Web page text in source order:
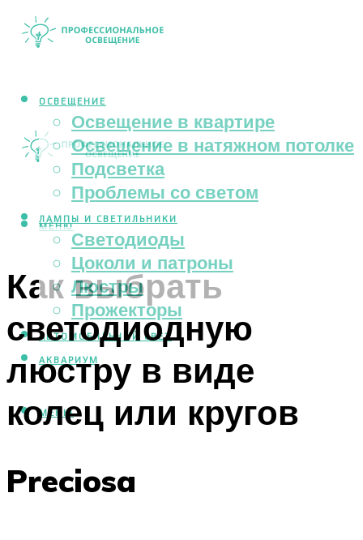
ОСВЕЩЕНИЕ
Освещение в квартире
Освещение в натяжном потолке
Подсветка
Проблемы со светом
ЛАМПЫ И СВЕТИЛЬНИКИ
Светодиоды
Цоколи и патроны
Люстры
Прожекторы
АВТОМОБИЛЬНЫЙ СВЕТ
АКВАРИУМ
МЕНЮ
МЕНЮ
Как выбрать
светодиодную
люстру в виде
колец или кругов
Preciosa